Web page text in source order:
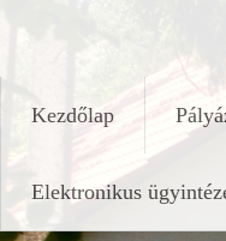
Kezdőlap
Elektronikus